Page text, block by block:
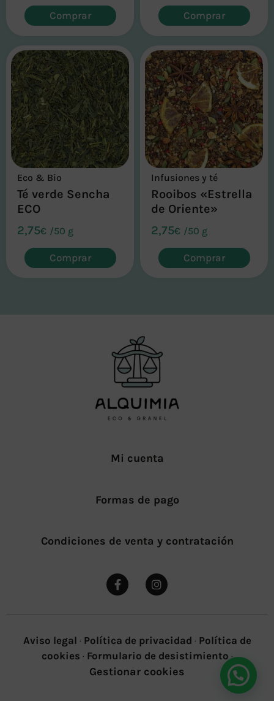
Comprar Comprar
Eco & Bio
Té verde Sencha
ECO
2,75€ /50 g
Comprar
Infusiones y té
Rooibos «Estrella
de Oriente»
2,75€ /50 g
Comprar
Mi cuenta
Formas de pago
Condiciones de venta y contratación
Aviso legal · Política de privacidad · Política de
cookies · Formulario de desistimiento ·
Gestionar cookies